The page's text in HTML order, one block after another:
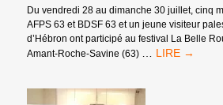
Du vendredi 28 au dimanche 30 juillet, cinq
AFPS 63 et BDSF 63 et un jeune visiteur
d’Hébron ont participé au festival La Belle
Amant-Roche-Savine (63)
STAND